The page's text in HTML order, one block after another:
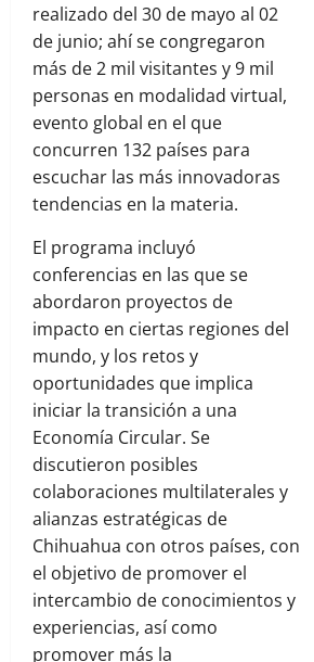
realizado del 30 de mayo al 02
de junio; ahí se congregaron
más de 2 mil visitantes y 9 mil
personas en modalidad virtual,
evento global en el que
concurren 132 países para
escuchar las más innovadoras
tendencias en la materia.
El programa incluyó
conferencias en las que se
abordaron proyectos de
impacto en ciertas regiones del
mundo, y los retos y
oportunidades que implica
iniciar la transición a una
Economía Circular. Se
discutieron posibles
colaboraciones multilaterales y
alianzas estratégicas de
Chihuahua con otros países, con
el objetivo de promover el
intercambio de conocimientos y
experiencias, así como
promover más la